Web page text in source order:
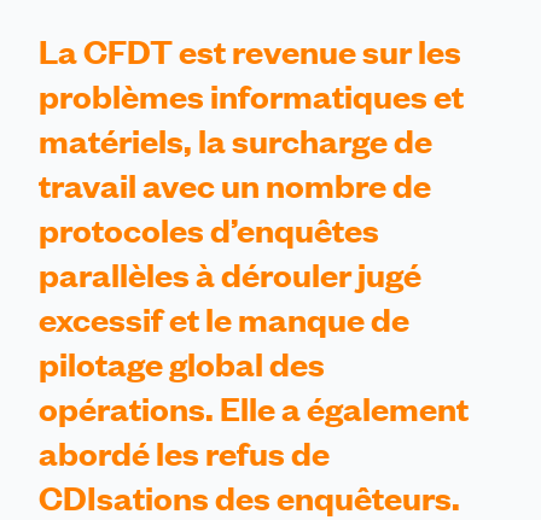
La CFDT est revenue sur les
problèmes informatiques et
matériels, la surcharge de
travail avec un nombre de
protocoles d’enquêtes
parallèles à dérouler jugé
excessif et le manque de
pilotage global des
opérations. Elle a également
abordé les refus de
CDIsations des enquêteurs.